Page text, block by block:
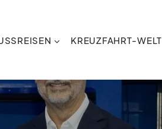
KREUZFAHRT-WELT